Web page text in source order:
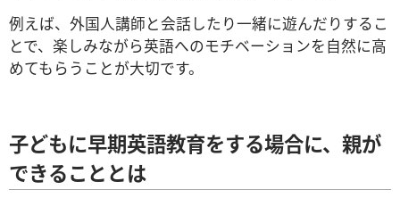
例えば、外国人講師と会話したり一緒に遊んだりするこ
とで、楽しみながら英語へのモチベーションを自然に高
めてもらうことが大切です。
子どもに早期英語教育をする場合に、親が
できることとは